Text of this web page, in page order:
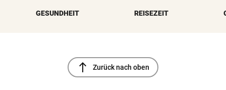
GESUNDHEIT REISEZEIT
north Zurück nach oben